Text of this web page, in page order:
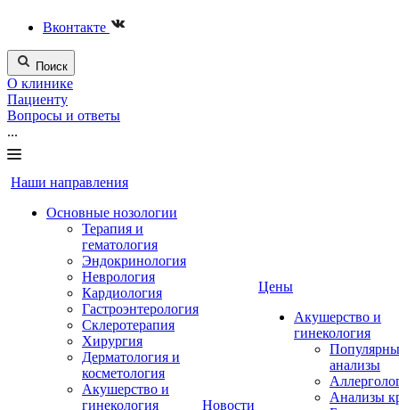
Вконтакте
Поиск
О клинике
Пациенту
Вопросы и ответы
...
Наши направления
Основные нозологии
Терапия и
гематология
Эндокринология
Неврология
Кардиология
Гастроэнтерология
Склеротерапия
Хирургия
Дерматология и
косметология
Акушерство и
гинекология
Новости
Цены
Акушерство и
гинекология
анализы
Анализы